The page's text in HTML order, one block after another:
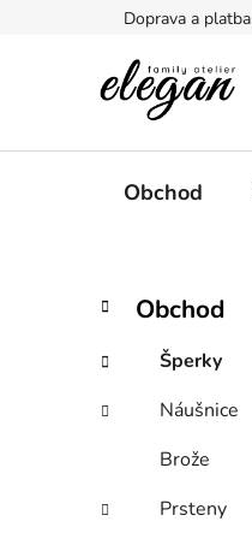
Doprava a platba
Obchod
P
s
r
n
Přeskočit
kategorie
K
a
e
g
o
e
Obchod
Šperky
Náušnice
Brože
Prsteny